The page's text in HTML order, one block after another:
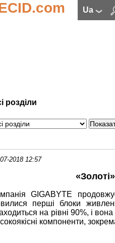
ua
розділи
2018 12:57
GIGABYTE
перші блоки
на рівні 90%, і
компоненти,